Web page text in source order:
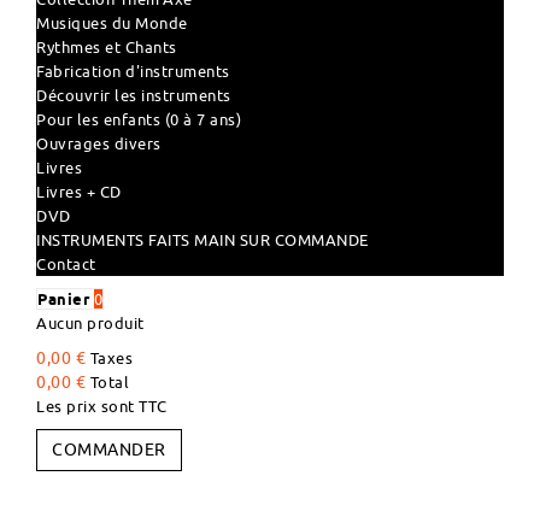
Musiques du Monde
Rythmes et Chants
Fabrication d'instruments
Découvrir les instruments
Pour les enfants (0 à 7 ans)
Ouvrages divers
Livres
Livres + CD
DVD
INSTRUMENTS FAITS MAIN SUR COMMANDE
Contact
Panier 0
Aucun produit
0,00 € Taxes
0,00 € Total
Les prix sont TTC
COMMANDER